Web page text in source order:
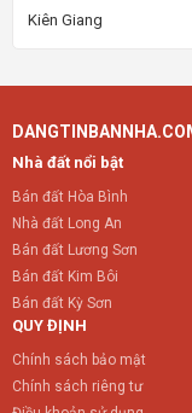
Kiên Giang
Nhà đất nổi bật
Bán đất Hòa Bình
Nhà đất Long An
Bán đất Lương Sơn
Bán đất Kim Bôi
Bán đất Kỳ Sơn
QUY ĐỊNH
Chính sách bảo mật
Chính sách riêng tư